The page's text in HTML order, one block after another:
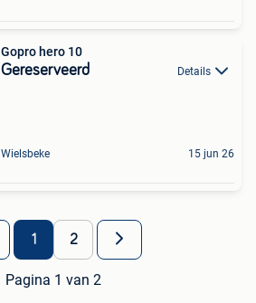
Gopro hero 10
Gereserveerd Details
Wielsbeke 15 jun 26
1 2
Pagina 1 van 2